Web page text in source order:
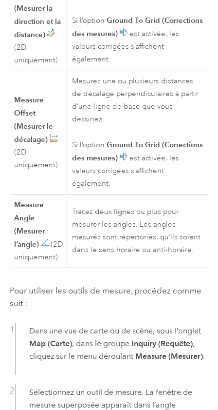
(Mesurer la
direction et la
distance)
(2D
uniquement)
Si l’optionGround To Grid (Corrections
des mesures)
est activée, les
valeurs corrigées s’affichent
également.
Measure
Offset
(Mesurer le
décalage)
(2D
uniquement)
Mesurez une ou plusieurs distances
de décalage perpendiculaires à partir
d’une ligne de base que vous
dessinez.
Si l’optionGround To Grid (Corrections
des mesures)
est activée, les
valeurs corrigées s’affichent
également.
Measure
Angle
(Mesurer
l’angle)
(2D
uniquement)
Tracez deux lignes ou plus pour
mesurer les angles. Les angles
mesurés sont répertoriés, qu’ils soient
dans le sens horaire ou anti-horaire.
Pour utiliser les outils de mesure, procédez comme
suit :
Dans une vue de carte ou de scène, sous l’onglet
Map (Carte), dans le groupe Inquiry (Requête),
cliquez sur le menu déroulant Measure (Mesurer).
Sélectionnez un outil de mesure. La fenêtre de
mesure superposée apparaît dans l’angle